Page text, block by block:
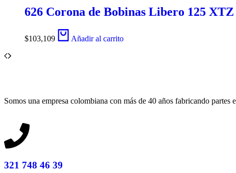
626 Corona de Bobinas Libero 125 XTZ
$103,109 Añadir al carrito
Somos una empresa colombiana con más de 40 años fabricando partes
321 748 46 39